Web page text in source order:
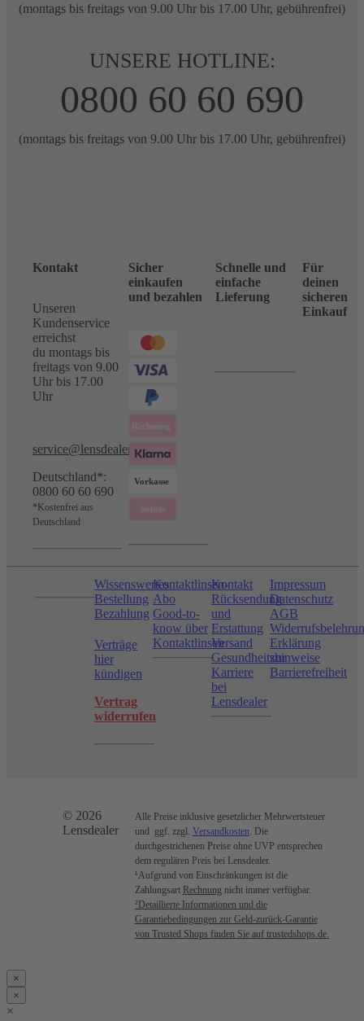
(montags bis freitags von 9.00 Uhr bis 17.00 Uhr, gebührenfrei)
UNSERE HOTLINE:
0800 60 60 690
(montags bis freitags von 9.00 Uhr bis 17.00 Uhr, gebührenfrei)
Kontakt
Unseren
Kundenservice
erreichst
du montags bis
freitags von 9.00
Uhr bis 17.00
Uhr
service@lensdealer.com
Deutschland*:
0800 60 60 690
*Kostenfrei aus
Deutschland
Sicher
einkaufen
und bezahlen
Schnelle und
einfache
Lieferung
Für
deinen
sicheren
Einkauf
Wissenswertes
Bestellung
Bezahlung
Verträge
hier
kündigen
Vertrag
widerrufen
Kontaktlinsen-
Abo
Good-to-
know über
Kontaktlinsen
Kontakt
Rücksendung
und
Erstattung
Versand
Gesundheitshinweise
Karriere
bei
Lensdealer
Impressum
Datenschutz
AGB
Erklärung
zur
Barrierefreiheit
© 2026
Lensdealer
Alle Preise inklusive gesetzlicher Mehrwertsteuer
und ggf. zzgl. Versandkosten . Die
durchgestrichenen Preise ohne UVP entsprechen
dem regulären Preis bei Lensdealer.
¹Aufgrund von Einschränkungen ist die
Zahlungsart Rechnung nicht immer verfügbar.
²Detaillierte Informationen und die
Garantiebedingungen zur Geld-zurück-Garantie
von Trusted Shops finden Sie auf trustedshops.de.
×
×
×